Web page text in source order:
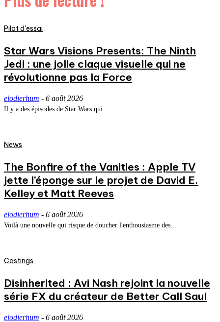
Pilot d'essai
Star Wars Visions Presents: The Ninth
Jedi : une jolie claque visuelle qui ne
révolutionne pas la Force
elodierhum - 6 août 2026
Il y a des épisodes de Star Wars qui...
News
The Bonfire of the Vanities : Apple TV
jette l’éponge sur le projet de David E.
Kelley et Matt Reeves
elodierhum - 6 août 2026
Voilà une nouvelle qui risque de doucher l'enthousiasme des...
Castings
Disinherited : Avi Nash rejoint la nouvelle
série FX du créateur de Better Call Saul
elodierhum - 6 août 2026